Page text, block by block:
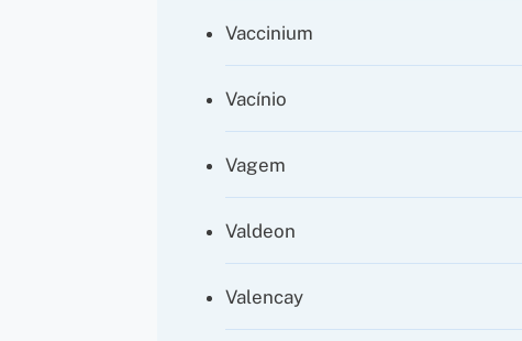
Vaccinium
Vacínio
Vagem
Valdeon
Valencay